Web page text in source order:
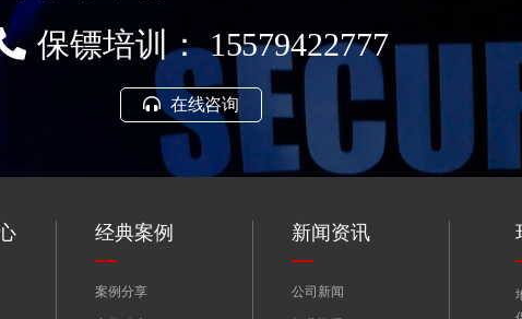
保镖培训： 15579422777
在线咨询
经典案例
案例分享
新闻资讯
公司新闻